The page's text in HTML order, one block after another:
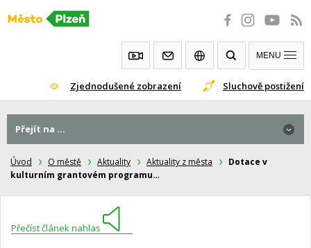
Přeskočit
Zjednodušené zobrazení Sluchově postižení
MENU
Úvod O městě Aktuality Aktuality z města
Dotace v
kulturním grantovém programu…
Přečíst článek nahlas
Přejít na ...